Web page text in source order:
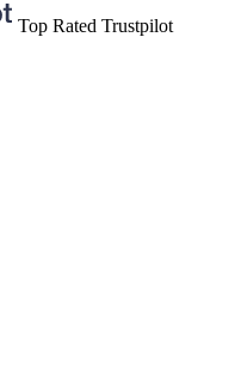
Top Rated Trustpilot